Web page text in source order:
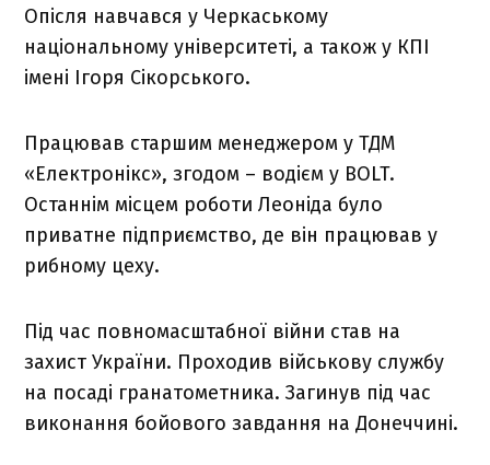
Опісля навчався у Черкаському
національному університеті, а також у КПІ
імені Ігоря Сікорського.
Працював старшим менеджером у ТДМ
«Електронікс», згодом – водієм у BOLT.
Останнім місцем роботи Леоніда було
приватне підприємство, де він працював у
рибному цеху.
Під час повномасштабної війни став на
захист України. Проходив військову службу
на посаді гранатометника. Загинув під час
виконання бойового завдання на Донеччині.